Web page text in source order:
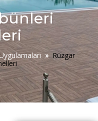
» Rüzgar